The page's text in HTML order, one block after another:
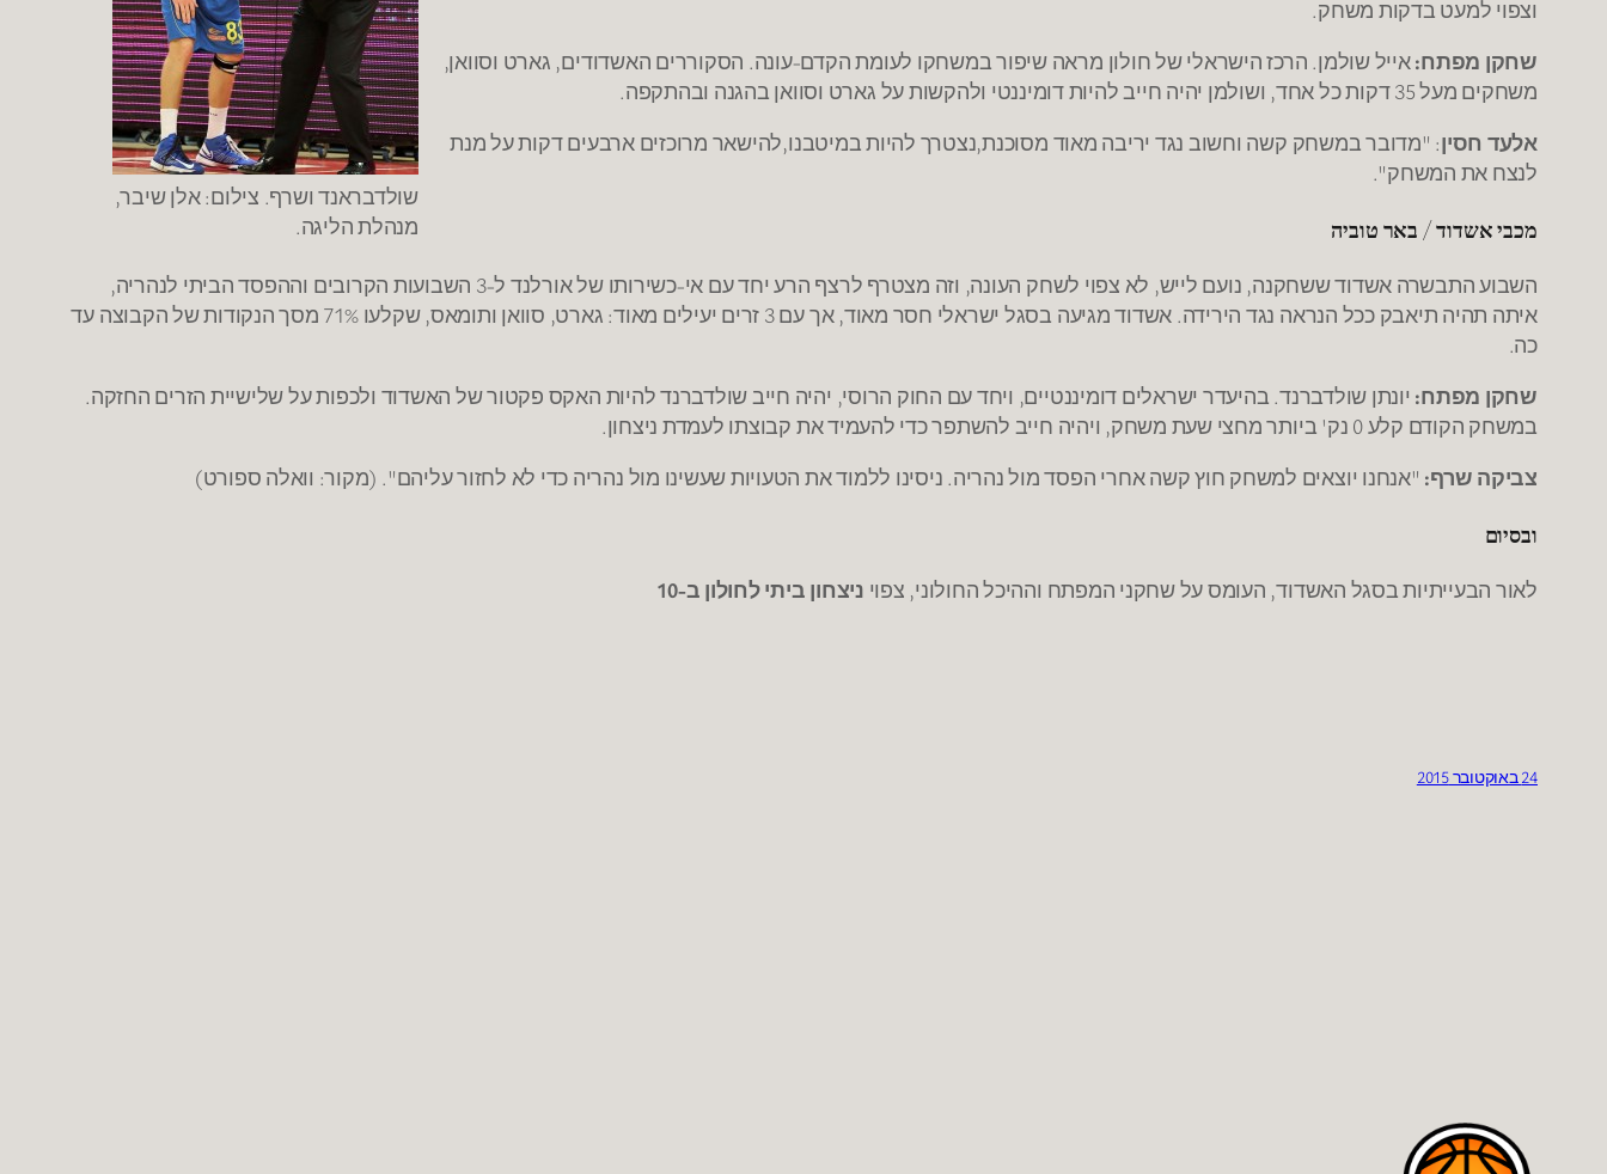
שולדבראנד ושרף. צילום: אלן שיבר,
מנהלת הליגה.
וצפוי למעט בדקות משחק.
שחקן מפתח:אייל שולמן. הרכז הישראלי של חולון מראה שיפור במשחקו לעומת הקדם-עונה. הסקוררים האשדודים, גארט וסוואן,
משחקים מעל 35 דקות כל אחד, ושולמן יהיה חייב להיות דומיננטי ולהקשות על גארט וסוואן בהגנה ובהתקפה.
אלעד חסין: "מדובר במשחק קשה וחשוב נגד יריבה מאוד מסוכנת,נצטרך להיות במיטבנו,להישאר מרוכזים ארבעים דקות על מנת
לנצח את המשחק".
מכבי אשדוד / באר טוביה
השבוע התבשרה אשדוד ששחקנה, נועם לייש, לא צפוי לשחק העונה, וזה מצטרף לרצף הרע יחד עם אי-כשירותו של אורלנד ל-3 השבועות הקרובים וההפסד הביתי לנהריה,
איתה תהיה תיאבק ככל הנראה נגד הירידה. אשדוד מגיעה בסגל ישראלי חסר מאוד, אך עם 3 זרים יעילים מאוד: גארט, סוואן ותומאס, שקלעו 71% מסך הנקודות של הקבוצה עד
כה.
שחקן מפתח: יונתן שולדברנד. בהיעדר ישראלים דומיננטיים, ויחד עם החוק הרוסי, יהיה חייב שולדברנד להיות האקס פקטור של האשדוד ולכפות על שלישיית הזרים החזקה.
במשחק הקודם קלע 0 נק' ביותר מחצי שעת משחק, ויהיה חייב להשתפר כדי להעמיד את קבוצתו לעמדת ניצחון.
צביקה שרף: "אנחנו יוצאים למשחק חוץ קשה אחרי הפסד מול נהריה. ניסינו ללמוד את הטעויות שעשינו מול נהריה כדי לא לחזור עליהם". (מקור: וואלה ספורט)
ובסיום
לאור הבעייתיות בסגל האשדוד, העומס על שחקני המפתח וההיכל החולוני, צפוי ניצחון ביתי לחולון ב-10
24 באוקטובר 2015